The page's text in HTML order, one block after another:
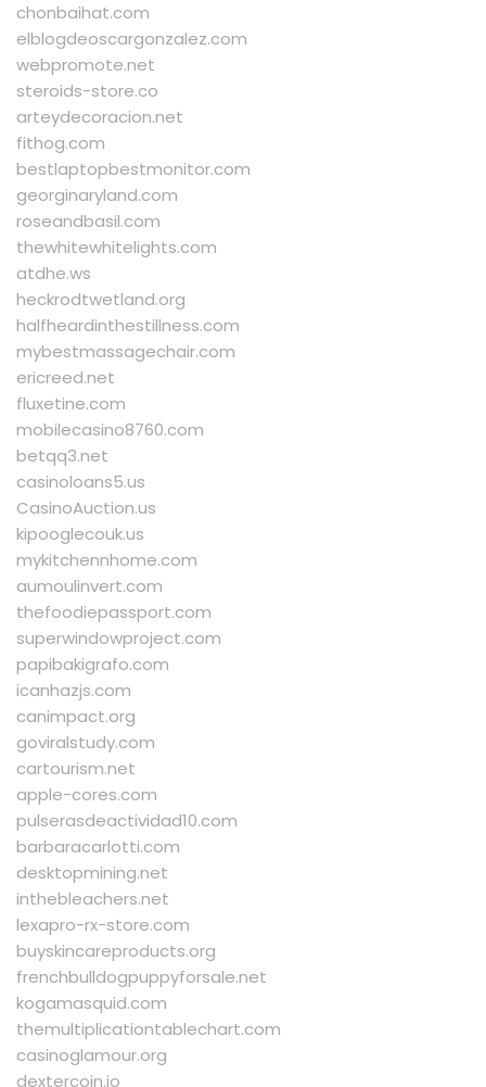
chonbaihat.com
elblogdeoscargonzalez.com
webpromote.net
steroids-store.co
arteydecoracion.net
fithog.com
bestlaptopbestmonitor.com
georginaryland.com
roseandbasil.com
thewhitewhitelights.com
atdhe.ws
heckrodtwetland.org
halfheardinthestillness.com
mybestmassagechair.com
ericreed.net
fluxetine.com
mobilecasino8760.com
betqq3.net
casinoloans5.us
CasinoAuction.us
kipooglecouk.us
mykitchennhome.com
aumoulinvert.com
thefoodiepassport.com
superwindowproject.com
papibakigrafo.com
icanhazjs.com
canimpact.org
goviralstudy.com
cartourism.net
apple-cores.com
pulserasdeactividad10.com
barbaracarlotti.com
desktopmining.net
inthebleachers.net
lexapro-rx-store.com
buyskincareproducts.org
frenchbulldogpuppyforsale.net
kogamasquid.com
themultiplicationtablechart.com
casinoglamour.org
dextercoin.io